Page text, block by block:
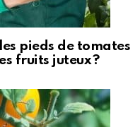
pieds de tomates
fruits juteux ?